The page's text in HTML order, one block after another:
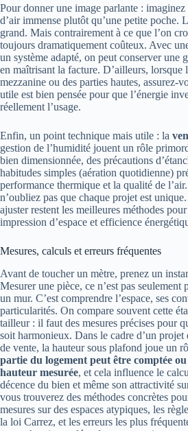
Pour donner une image parlante :
d’air immense plutôt qu’une petite poche.
grand. Mais contrairement à ce que l’on
toujours dramatiquement coûteux. Avec
un système adapté, on peut conserver une
en maîtrisant la facture. D’ailleurs, lorsque
mezzanine ou des parties hautes, assurez-
utile est bien pensée pour que l’énergie
réellement l’usage.
Enfin, un point technique mais utile : la
gestion de l’humidité jouent un rôle
bien dimensionnée, des précautions
habitudes simples (aération quotidienne)
performance thermique et la qualité de
n’oubliez pas que chaque projet est
ajuster restent les meilleures méthodes
impression d’espace et efficience
Mesures, calculs et erreurs fréquentes
Avant de toucher un mètre, prenez un
Mesurer une pièce, ce n’est pas seulement
un mur. C’est comprendre l’espace, ses
particularités. On compare souvent cette
tailleur : il faut des mesures précises pour
soit harmonieux. Dans le cadre d’un projet
de vente, la hauteur sous plafond joue un
partie du logement peut être comptée
hauteur mesurée, et cela influence le
décence du bien et même son attractivité
vous trouverez des méthodes concrètes
mesures sur des espaces atypiques, les
la loi Carrez, et les erreurs les plus